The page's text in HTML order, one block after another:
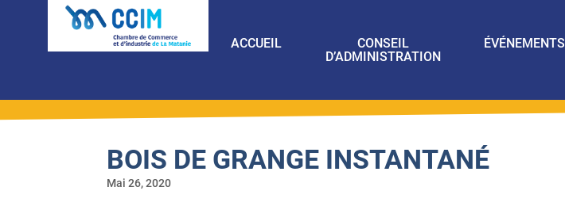
ACCUEIL
CONSEIL
D’ADMINISTRATION
ÉVÉNEMENTS
BOIS DE GRANGE INSTANTANÉ
Mai 26, 2020